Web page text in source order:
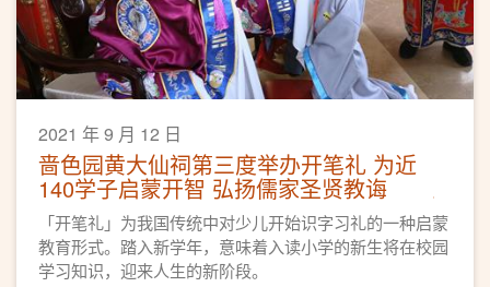
2021 年 9 月 12 日
啬色园黄大仙祠第三度举办开笔礼 为近
140学子启蒙开智 弘扬儒家圣贤教诲
「开笔礼」为我国传统中对少儿开始识字习礼的一种启蒙
教育形式。踏入新学年，意味着入读小学的新生将在校园
学习知识，迎来人生的新阶段。